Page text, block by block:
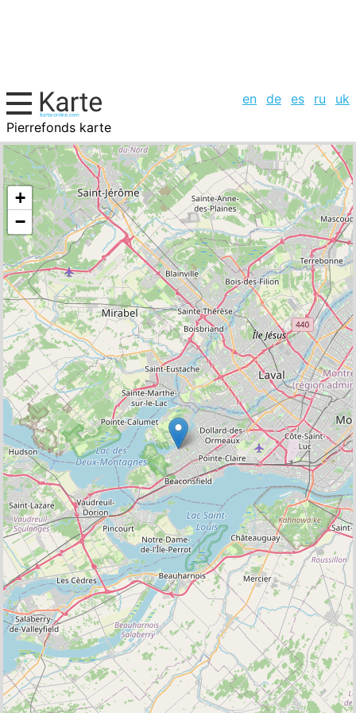
en de es ru
uk
Pierrefonds karte
Kanada, Städte-Liste
+
−